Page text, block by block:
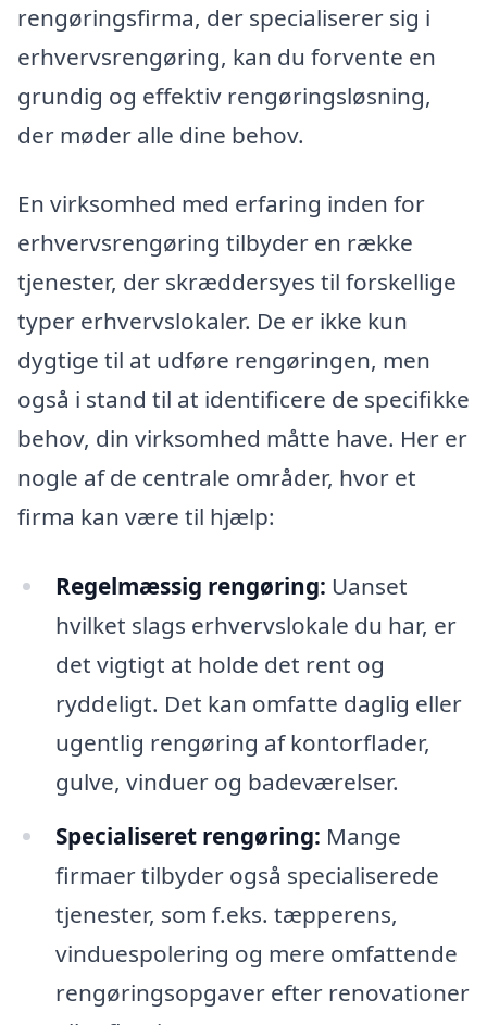
rengøringsfirma, der specialiserer sig i
erhvervsrengøring, kan du forvente en
grundig og effektiv rengøringsløsning,
der møder alle dine behov.
En virksomhed med erfaring inden for
erhvervsrengøring tilbyder en række
tjenester, der skræddersyes til forskellige
typer erhvervslokaler. De er ikke kun
dygtige til at udføre rengøringen, men
også i stand til at identificere de specifikke
behov, din virksomhed måtte have. Her er
nogle af de centrale områder, hvor et
firma kan være til hjælp:
Regelmæssig rengøring: Uanset
hvilket slags erhvervslokale du har, er
det vigtigt at holde det rent og
ryddeligt. Det kan omfatte daglig eller
ugentlig rengøring af kontorflader,
gulve, vinduer og badeværelser.
Specialiseret rengøring: Mange
firmaer tilbyder også specialiserede
tjenester, som f.eks. tæpperens,
vinduespolering og mere omfattende
rengøringsopgaver efter renovationer